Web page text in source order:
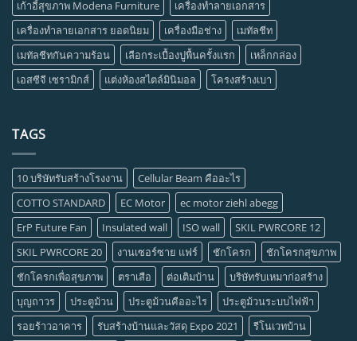
เก้าอี้สุขภาพ Modena Furniture
เครื่องทำลายเอกสาร
เครื่องทำลายเอกสาร ยอดนิยม
เครื่องมือช่าง
เมทัลชีท
เมทัลชีทกันความร้อน
เลือกระเบื้องปูพื้นครั้งแรก
เหล็กกล่อง
เอสซีจี เซรามิกส์
แต่งห้องสไตล์มินิมอล โครงสร้างเบา
TAGS
10 บริษัทรับสร้างโรงงาน
Cellular Beam คืออะไร
COTTO STANDARD
EC Motor
ec motor ziehl abegg
ErP Future Fan
Insulated wall ISO wall
SKIL PWRCORE 12
SKIL PWRCORE 20
งานเซอร์ซาย แฟร์ ชักโครก
ชักโครกสุขภาพ
ชักโครกเพื่อสุขภาพ
ตราเสือ ต่อเติมบ้าน
บริษัทรับเหมาก่อสร้าง
บุญถาวร
ประตูม้วน ประตูม้วนคืออะไร
ประตูม้วนระบบไฟฟ้า
รอยร้าวอาคาร
รับสร้างบ้านและวัสดุ Expo 2021 รีโนเวทบ้าน